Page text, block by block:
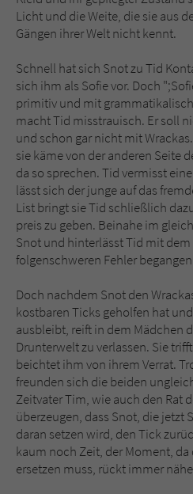
Licht und die Weite, die sie aus
Gängen ihrer Welt nicht kennt.
Schnell hat sich Snot zu Tid
sich ihm als Sofie vor. Doch
primitiv und mit
macht Tid misstrauisch. Er soll
und schon gar nicht mit
sie käme von der anderen Seite
da so sprechen. Tid vermisst
lässt sich der junge auf das
List bringt sie Tid schließlich
preis zu geben. Beinahe im
Snot und hinterlässt Tid mit
folgenschweren Fehler
Doch nachdem Snot den
kostbaren Ticks geholfen hat
ausbleibt, reift in dem Mädchen
Drunterwelt zu verlassen. Sie
beichtet ihm von ihrem Verrat.
freunden sich die beiden
Zeitvater Tim, wie auch den Rat
überzeugen, dass Snot, die jetzt
daran setzen wird, den Tick
kaum noch Zeit, der Moment,
ersetzen muss, rückt immer